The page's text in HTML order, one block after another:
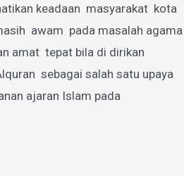
keadaan masyarakat kota
awam pada masalah agama
amat tepat bila di dirikan
sebagai salah satu upaya
ajaran Islam pada